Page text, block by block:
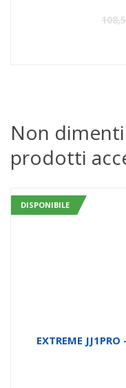
Non
prodotti
DISPONIBILE
EXTREME